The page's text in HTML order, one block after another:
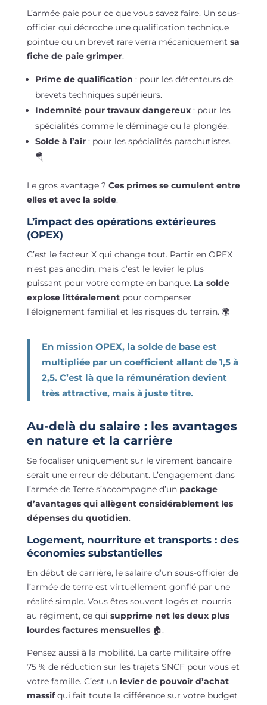
L’armée paie pour ce que vous savez faire. Un sous-
officier qui décroche une qualification technique
pointue ou un brevet rare verra mécaniquement sa
fiche de paie grimper.
Prime de qualification : pour les détenteurs de
brevets techniques supérieurs.
Indemnité pour travaux dangereux: pour les
spécialités comme le déminage ou la plongée.
Solde à l’air: pour les spécialités parachutistes.
🪂
Le gros avantage ? Ces primes se cumulent entre
elles et avec la solde.
L’impact des opérations extérieures
(OPEX)
C’est le facteur X qui change tout. Partir en OPEX
n’est pas anodin, mais c’est le levier le plus
puissant pour votre compte en banque. La solde
explose littéralementpour compenser
l’éloignement familial et les risques du terrain. 🌍
En mission OPEX, la solde de base est
multipliée par un coefficient allant de 1,5 à
2,5. C’est là que la rémunération devient
très attractive, mais à juste titre.
Au-delà du salaire : les avantages
en nature et la carrière
Se focaliser uniquement sur le virement bancaire
serait une erreur de débutant. L’engagement dans
l’armée de Terre s’accompagne d’un package
d’avantages qui allègent considérablement les
dépenses du quotidien.
Logement, nourriture et transports : des
économies substantielles
En début de carrière, le salaire d’un sous-officier de
l’armée de terre est virtuellement gonflé par une
réalité simple. Vous êtes souvent logés et nourris
au régiment, ce qui supprime net les deux plus
lourdes factures mensuelles🏠.
Pensez aussi à la mobilité. La carte militaire offre
75 % de réduction sur les trajets SNCF pour vous et
votre famille. C’est un levier de pouvoir d’achat
massifqui fait toute la différence sur votre budget